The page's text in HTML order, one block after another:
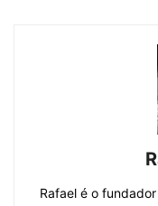
Rafael é o